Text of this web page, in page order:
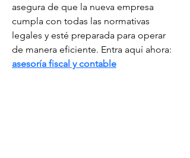
asegura de que la nueva empresa
cumpla con todas las normativas
legales y esté preparada para operar
de manera eficiente. Entra aquí ahora:
asesoría fiscal y contable